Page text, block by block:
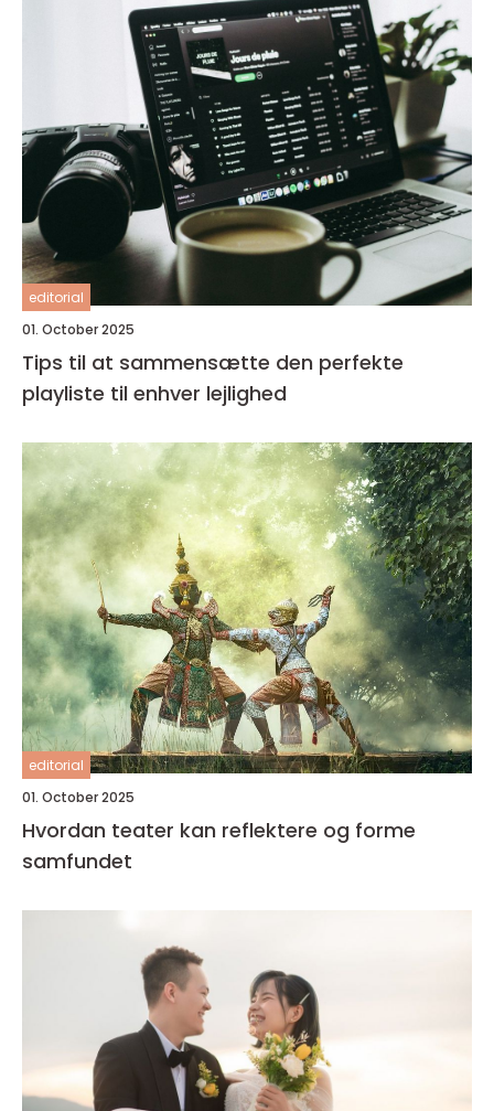
editorial
01. October 2025
Tips til at sammensætte den perfekte
playliste til enhver lejlighed
editorial
01. October 2025
Hvordan teater kan reflektere og forme
samfundet